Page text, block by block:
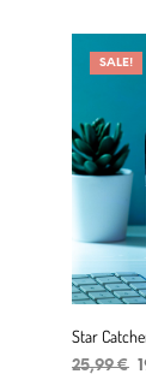
SALE!
Star
25,99€